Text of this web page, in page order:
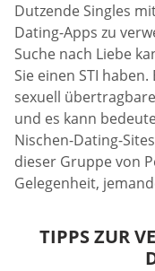
Dutzende Singles
Dating-Apps zu
Suche nach Liebe
Sie einen STI
sexuell
und es kann
Nischen-Dating-
dieser Gruppe von
Gelegenheit,
TIPPS ZUR